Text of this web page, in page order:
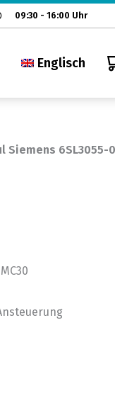
09:30 - 16:00 Uhr
Englisch
Siemens 6SL3055-